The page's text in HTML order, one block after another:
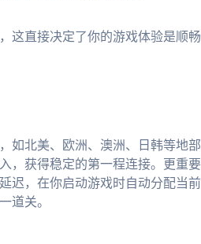
这直接决定了你的游戏体验是顺畅
如北美、欧洲、澳洲、日韩等地部
，获得稳定的第一程连接。更重要
迟，在你启动游戏时自动分配当前
道关。